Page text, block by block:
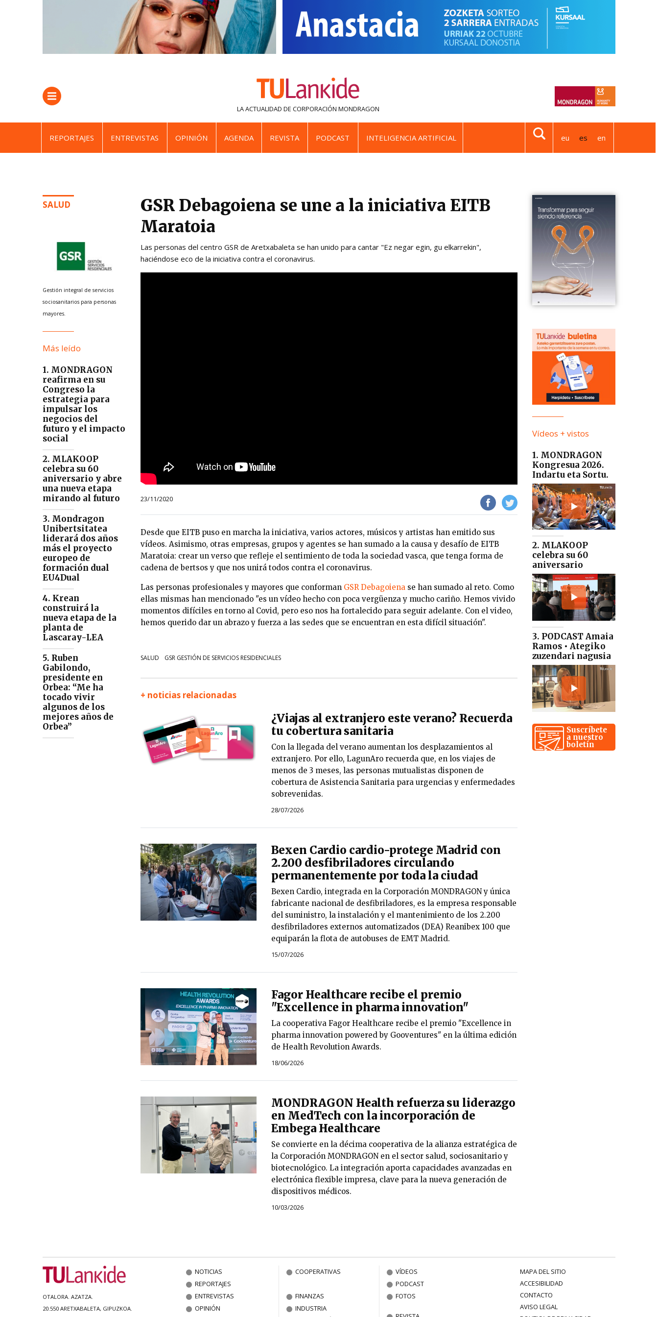
LA ACTUALIDAD DE CORPORACIÓN MONDRAGON
REPORTAJES ENTREVISTAS OPINIÓN AGENDA REVISTA PODCAST INTELIGENCIA ARTIFICIAL eu es en
SALUD
Gestión integral de servicios
sociosanitarios para personas
mayores.
Más leído
1. MONDRAGON
reafirma en su
Congreso la
estrategia para
impulsar los
negocios del
futuro y el impacto
social
2. MLAKOOP
celebra su 60
aniversario y abre
una nueva etapa
mirando al futuro
3. Mondragon
Unibertsitatea
liderará dos años
más el proyecto
europeo de
formación dual
EU4Dual
4. Krean
construirá la
nueva etapa de la
planta de
Lascaray-LEA
5. Ruben
Gabilondo,
presidente en
Orbea: “Me ha
tocado vivir
algunos de los
mejores años de
Orbea”
GSR Debagoiena se une a la iniciativa EITB
Maratoia
Las personas del centro GSR de Aretxabaleta se han unido para cantar "Ez negar egin, gu elkarrekin",
haciéndose eco de la iniciativa contra el coronavirus.
23/11/2020
Desde que EITB puso en marcha la iniciativa, varios actores, músicos y artistas han emitido sus
vídeos. Asimismo, otras empresas, grupos y agentes se han sumado a la causa y desafío de EITB
Maratoia: crear un verso que refleje el sentimiento de toda la sociedad vasca, que tenga forma de
cadena de bertsos y que nos unirá todos contra el coronavirus.
Las personas profesionales y mayores que conforman GSR Debagoiena se han sumado al reto. Como
ellas mismas han mencionado "es un vídeo hecho con poca vergüenza y mucho cariño. Hemos vivido
momentos difíciles en torno al Covid, pero eso nos ha fortalecido para seguir adelante. Con el video,
hemos querido dar un abrazo y fuerza a las sedes que se encuentran en esta difícil situación".
SALUD GSR GESTIÓN DE SERVICIOS RESIDENCIALES
+ noticias relacionadas
¿Viajas al extranjero este verano? Recuerda
tu cobertura sanitaria
Con la llegada del verano aumentan los desplazamientos al
extranjero. Por ello, LagunAro recuerda que, en los viajes de
menos de 3 meses, las personas mutualistas disponen de
cobertura de Asistencia Sanitaria para urgencias y enfermedades
sobrevenidas.
28/07/2026
Bexen Cardio cardio-protege Madrid con
2.200 desfibriladores circulando
permanentemente por toda la ciudad
Bexen Cardio, integrada en la Corporación MONDRAGON y única
fabricante nacional de desfibriladores, es la empresa responsable
del suministro, la instalación y el mantenimiento de los 2.200
desfibriladores externos automatizados (DEA) Reanibex 100 que
equiparán la flota de autobuses de EMT Madrid.
15/07/2026
Fagor Healthcare recibe el premio
"Excellence in pharma innovation"
La cooperativa Fagor Healthcare recibe el premio "Excellence in
pharma innovation powered by Gooventures" en la última edición
de Health Revolution Awards.
18/06/2026
MONDRAGON Health refuerza su liderazgo
en MedTech con la incorporación de
Embega Healthcare
Se convierte en la décima cooperativa de la alianza estratégica de
la Corporación MONDRAGON en el sector salud, sociosanitario y
biotecnológico. La integración aporta capacidades avanzadas en
electrónica flexible impresa, clave para la nueva generación de
dispositivos médicos.
10/03/2026
Vídeos + vistos
1. MONDRAGON
Kongresua 2026.
Indartu eta Sortu.
2. MLAKOOP
celebra su 60
aniversario
3. PODCAST Amaia
Ramos • Ategiko
zuzendari nagusia
Suscríbete
a nuestro
boletín
OTALORA. AZATZA.
20.550 ARETXABALETA, GIPUZKOA.
NOTICIAS
REPORTAJES
ENTREVISTAS
OPINIÓN
COOPERATIVAS
FINANZAS
INDUSTRIA
VÍDEOS
PODCAST
FOTOS
MAPA DEL SITIO
ACCESIBILIDAD
CONTACTO
AVISO LEGAL